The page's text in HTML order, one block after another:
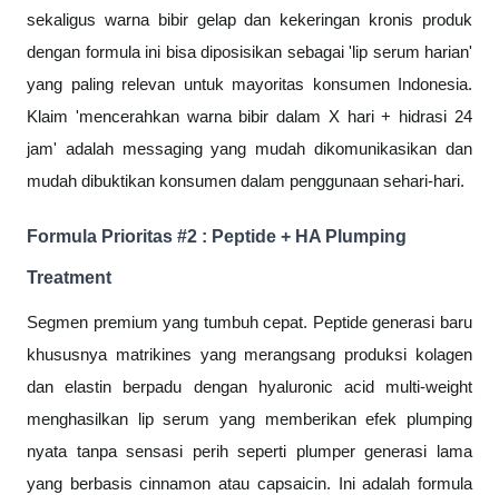
sekaligus warna bibir gelap dan kekeringan kronis produk
dengan formula ini bisa diposisikan sebagai 'lip serum harian'
yang paling relevan untuk mayoritas konsumen Indonesia.
Klaim 'mencerahkan warna bibir dalam X hari + hidrasi 24
jam' adalah messaging yang mudah dikomunikasikan dan
mudah dibuktikan konsumen dalam penggunaan sehari-hari.
Formula Prioritas #2 : Peptide + HA Plumping
Treatment
Segmen premium yang tumbuh cepat. Peptide generasi baru
khususnya matrikines yang merangsang produksi kolagen
dan elastin berpadu dengan hyaluronic acid multi-weight
menghasilkan lip serum yang memberikan efek plumping
nyata tanpa sensasi perih seperti plumper generasi lama
yang berbasis cinnamon atau capsaicin. Ini adalah formula